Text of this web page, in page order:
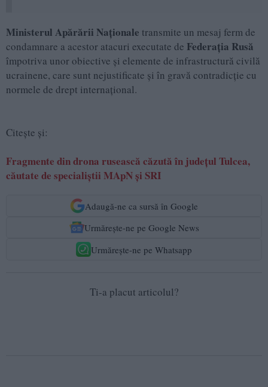
Ministerul Apărării Naționale transmite un mesaj ferm de
condamnare a acestor atacuri executate de Federația Rusă
împotriva unor obiective și elemente de infrastructură civilă
ucrainene, care sunt nejustificate și în gravă contradicție cu
normele de drept internațional.
Citește și:
Fragmente din drona rusească căzută în județul Tulcea,
căutate de specialiștii MApN și SRI
Adaugă-ne ca sursă în Google
Urmărește-ne pe Google News
Urmărește-ne pe Whatsapp
Ti-a placut articolul?